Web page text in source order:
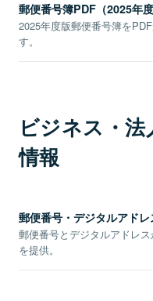
郵便番号簿PDF（2025年度
2025年度版郵便番号簿を
す。
ビジネス・
情報
郵便番号・デジタルアド
郵便番号とデジタルアドレ
を提供。